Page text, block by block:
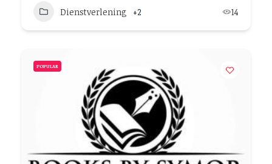
Dienstverlening +2 14
POPULAR